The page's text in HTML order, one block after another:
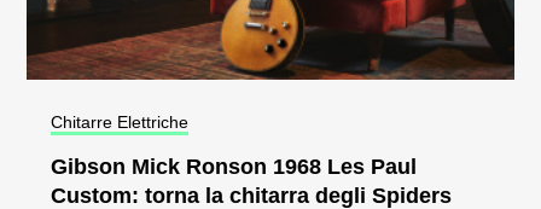
Chitarre Elettriche
Gibson Mick Ronson 1968 Les Paul
Custom: torna la chitarra degli Spiders